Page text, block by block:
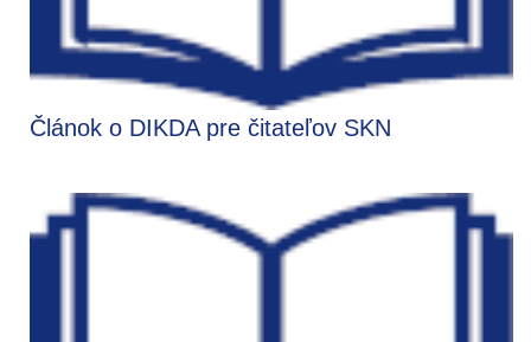
Článok o DIKDA pre čitateľov SKN